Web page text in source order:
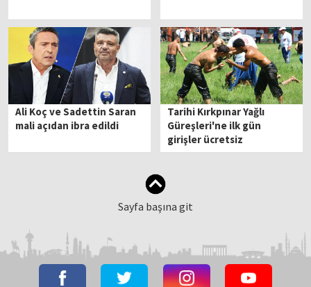
Ali Koç ve Sadettin Saran
mali açıdan ibra edildi
Tarihi Kırkpınar Yağlı
Güreşleri'ne ilk gün
girişler ücretsiz
Sayfa başına git